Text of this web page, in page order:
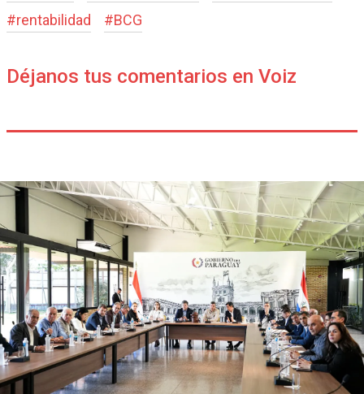
#rentabilidad #BCG
Déjanos tus comentarios en Voiz